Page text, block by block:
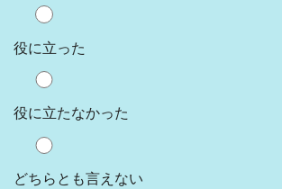
役に立った
役に立たなかった
どちらとも言えない